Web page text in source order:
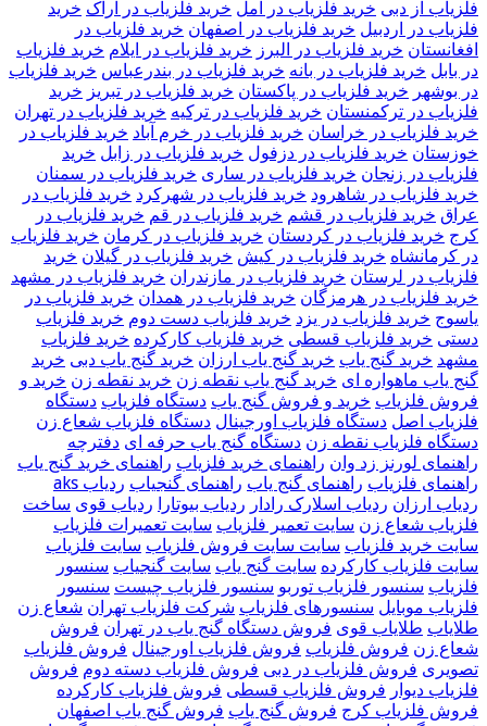
فلزیاب از دبی خرید فلزیاب در آمل خرید فلزیاب در اراک خرید
فلزیاب در اردبیل خرید فلزیاب در اصفهان خرید فلزیاب در
افغانستان خرید فلزیاب در البرز خرید فلزیاب در ایلام خرید فلزیاب
در بابل خرید فلزیاب در بانه خرید فلزیاب در بندرعباس خرید فلزیاب
در بوشهر خرید فلزیاب در پاکستان خرید فلزیاب در تبریز خرید
فلزیاب در ترکمنستان خرید فلزیاب در ترکیه خرید فلزیاب در تهران
خرید فلزیاب در خراسان خرید فلزیاب در خرم آباد خرید فلزیاب در
خوزستان خرید فلزیاب در دزفول خرید فلزیاب در زابل خرید
فلزیاب در زنجان خرید فلزیاب در ساری خرید فلزیاب در سمنان
خرید فلزیاب در شاهرود خرید فلزیاب در شهرکرد خرید فلزیاب در
عراق خرید فلزیاب در قشم خرید فلزیاب در قم خرید فلزیاب در
کرج خرید فلزیاب در کردستان خرید فلزیاب در کرمان خرید فلزیاب
در کرمانشاه خرید فلزیاب در کیش خرید فلزیاب در گیلان خرید
فلزیاب در لرستان خرید فلزیاب در مازندران خرید فلزیاب در مشهد
خرید فلزیاب در هرمزگان خرید فلزیاب در همدان خرید فلزیاب در
یاسوج خرید فلزیاب در یزد خرید فلزیاب دست دوم خرید فلزیاب
دستی خرید فلزیاب قسطی خرید فلزیاب کارکرده خرید فلزیاب
مشهد خرید گنج یاب خرید گنج یاب ارزان خرید گنج یاب دبی خرید
گنج یاب ماهواره ای خرید گنج یاب نقطه زن خرید نقطه زن خرید و
فروش فلزیاب خرید و فروش گنج یاب دستگاه فلزیاب دستگاه
فلزیاب اصل دستگاه فلزیاب اورجینال دستگاه فلزیاب شعاع زن
دستگاه فلزیاب نقطه زن دستگاه گنج یاب حرفه ای دفترچه
راهنمای لورنز زد وان راهنمای خرید فلزیاب راهنمای خرید گنج یاب
راهنمای فلزیاب راهنمای گنج یاب راهنمای گنجیاب ردیاب aks
ردیاب ارزان ردیاب اسلارک رادار ردیاب بیوتارا ردیاب قوی ساخت
فلزیاب شعاع زن سایت تعمیر فلزیاب سایت تعمیرات فلزیاب
سایت خرید فلزیاب سایت سایت فروش فلزیاب سایت فلزیاب
سایت فلزیاب کارکرده سایت گنج یاب سایت گنجیاب سنسور
فلزیاب سنسور فلزیاب توربو سنسور فلزیاب چیست سنسور
فلزیاب موبایل سنسورهای فلزیاب شرکت فلزیاب تهران شعاع زن
طلایاب طلایاب قوی فروش دستگاه گنج یاب در تهران فروش
شعاع زن فروش فلزیاب فروش فلزیاب اورجینال فروش فلزیاب
تصویری فروش فلزیاب در دبی فروش فلزیاب دسته دوم فروش
فلزیاب دیوار فروش فلزیاب قسطی فروش فلزیاب کارکرده
فروش فلزیاب کرج فروش گنج یاب فروش گنج یاب اصفهان